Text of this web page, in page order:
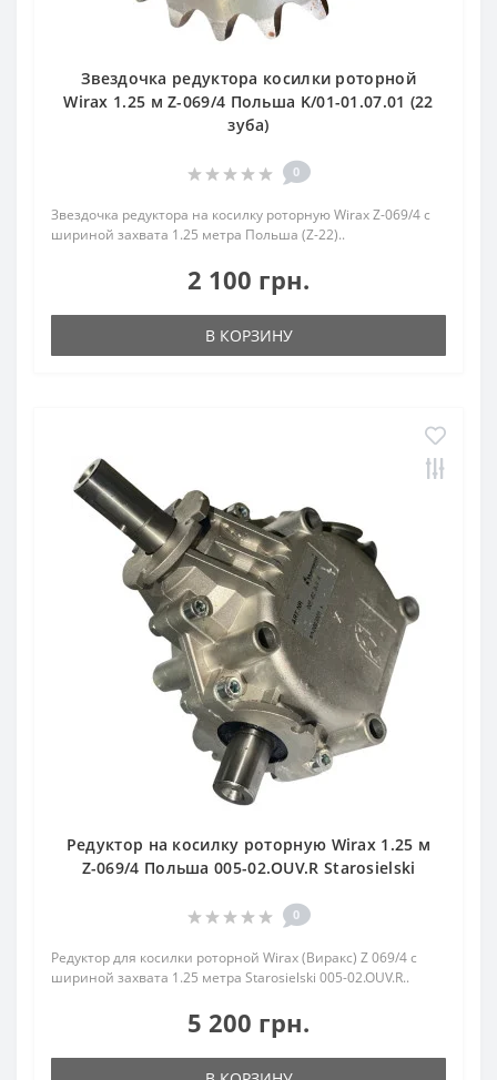
Звездочка редуктора косилки роторной
Wirax 1.25 м Z-069/4 Польша K/01-01.07.01 (22
зуба)
0
Звездочка редуктора на косилку роторную Wirax Z-069/4 с
шириной захвата 1.25 метра Польша (Z-22)..
2 100 грн.
В КОРЗИНУ
Редуктор на косилку роторную Wirax 1.25 м
Z-069/4 Польша 005-02.OUV.R Starosielski
0
Редуктор для косилки роторной Wirax (Виракс) Z 069/4 с
шириной захвата 1.25 метра Starosielski 005-02.OUV.R..
5 200 грн.